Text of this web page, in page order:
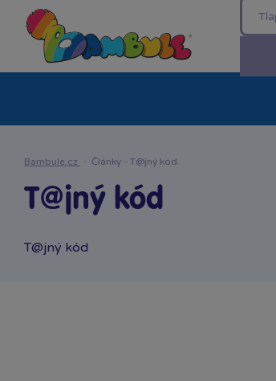
Bambule.cz · Články · T@jný kód
T@jný kód
T@jný kód